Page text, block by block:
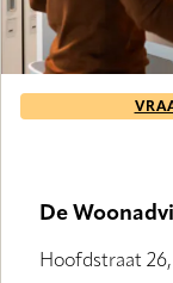
De
Hoofdstraat